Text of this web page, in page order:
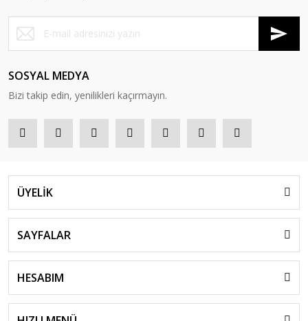
SOSYAL MEDYA
Bizi takip edin, yenilikleri kaçırmayın.
ÜYELİK
SAYFALAR
HESABIM